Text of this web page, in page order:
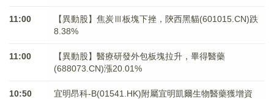
11:00
【異動股】焦炭Ⅲ板塊下挫，陝西黑貓(601015.CN)跌
8.38%
11:00
【異動股】醫療研發外包板塊拉升，畢得醫藥
(688073.CN)漲20.01%
10:50
宜明昂科-B(01541.HK)附屬宜明凱爾生物醫藥獲增資